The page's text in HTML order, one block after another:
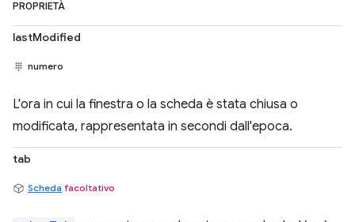
PROPRIETÀ
lastModified
numero
L'ora in cui la finestra o la scheda è stata chiusa o
modificata, rappresentata in secondi dall'epoca.
tab
Scheda facoltativo